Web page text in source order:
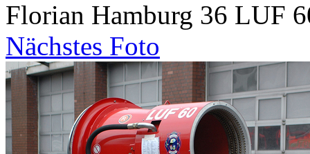
Florian Hamburg 36 LUF
Nächstes Foto